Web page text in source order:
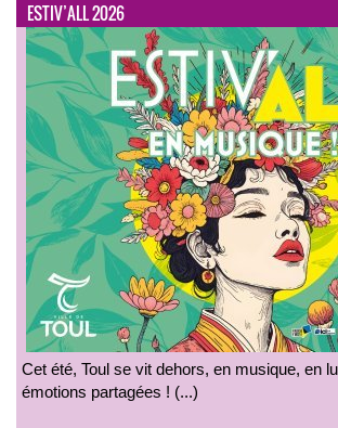
ESTIV’ALL 2026
Cet été, Toul se vit dehors, en musique, en
émotions partagées ! (...)